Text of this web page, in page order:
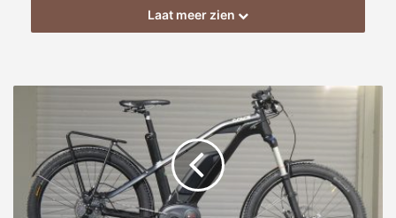
# 2. Leadformulieren invullen
Zorg dat je op een gestandaardiseerde manier de
gegevens van alle leads registreert. Ga dus niet gewoon
Laat meer zien